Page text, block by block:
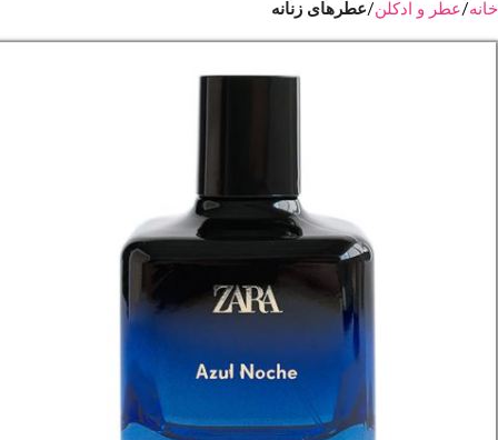
خانه عطر و ادکلن عطرهای زنانه